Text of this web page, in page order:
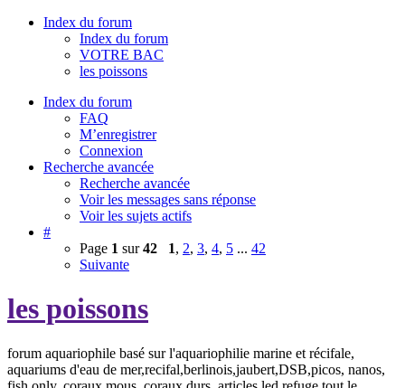
Index du forum
Index du forum
VOTRE BAC
les poissons
Index du forum
FAQ
M’enregistrer
Connexion
Recherche avancée
Recherche avancée
Voir les messages sans réponse
Voir les sujets actifs
#
Page 1 sur42 1, 2, 3, 4, 5 ... 42
Suivante
les poissons
forum aquariophile basé sur l'aquariophilie marine et récifale,
aquariums d'eau de mer,recifal,berlinois,jaubert,DSB,picos, nanos,